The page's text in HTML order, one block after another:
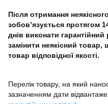
Після отримання
зобов’язується протягом
днів виконати
замінити неякісний товар,
товар відповідної якості.
Перелік товару, на який
зазначенням дати